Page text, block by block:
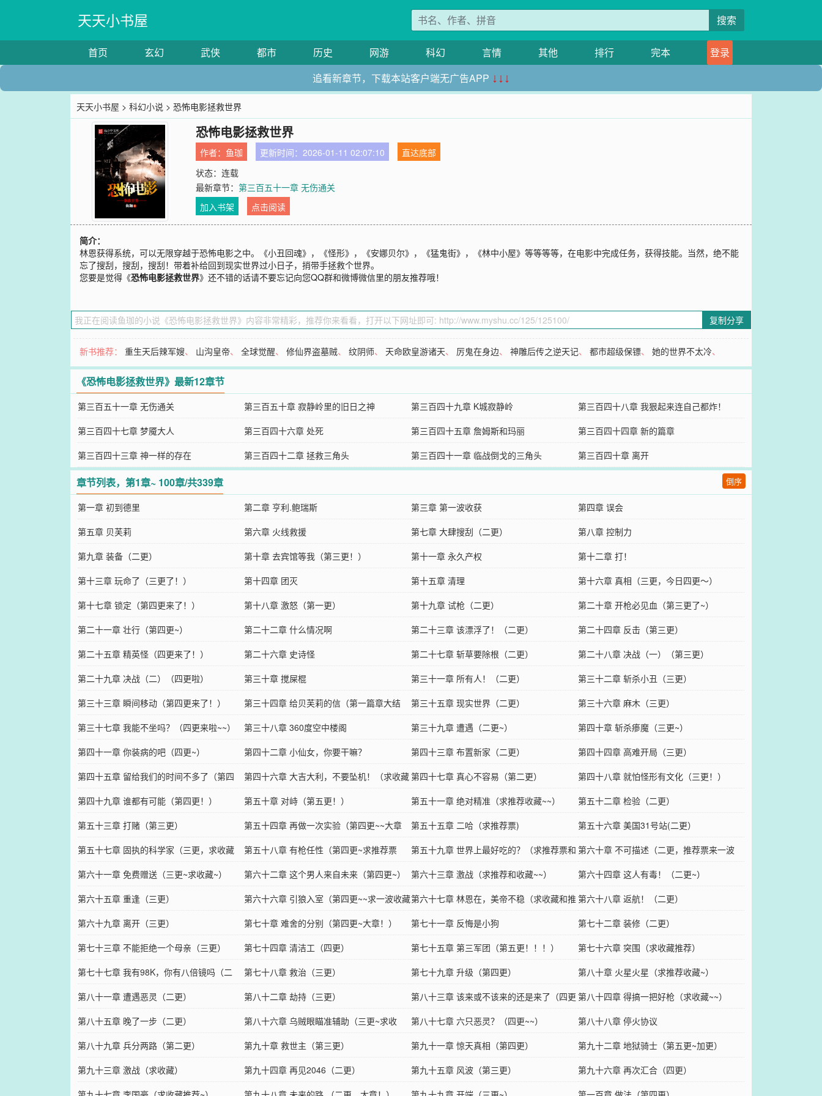
天天小书屋 搜索
首页 玄幻 武侠 都市 历史 网游 科幻 言情 其他 排行 完本
登录
追看新章节，下载本站客户端无广告APP ↓↓↓
天天小书屋 >科幻小说 > 恐怖电影拯救世界
恐怖电影拯救世界
作者： 鱼珈 更新时间：2026-01-11 02:07:10
直达底部
状态：连载
最新章节：第三百五十一章 无伤通关
加入书架
点击阅读
简介：
林恩获得系统，可以无限穿越于恐怖电影之中。《小丑回魂》，《怪形》，《安娜贝尔》，《猛鬼街》，《林中小屋》等等等等，在电影中完成任务，获得技能。当然，绝不能
忘了搜刮，搜刮，搜刮！带着补给回到现实世界过小日子，捎带手拯救个世界。
您要是觉得《恐怖电影拯救世界》还不错的话请不要忘记向您QQ群和微博微信里的朋友推荐哦！
复制分享
新书推荐：重生天后辣军嫂、 山沟皇帝、全球觉醒、修仙界盗墓贼、纹阴师、 天命欧皇游诸天、 厉鬼在身边、神雕后传之逆天记、都市超级保镖、她的世界不太冷、
《恐怖电影拯救世界》最新12章节
第三百五十一章 无伤通关 第三百五十章 寂静岭里的旧日之神 第三百四十九章 K城寂静岭
第三百四十八章 我狠起来连自己都炸！
第三百四十七章 梦魇大人
第三百四十六章 处死 第三百四十五章 詹姆斯和玛丽
第三百四十四章 新的篇章
第三百四十三章 神一样的存在
第三百四十二章 拯救三角头 第三百四十一章 临战倒戈的三角头 第三百四十章 离开
章节列表，第1章~ 100章/共339章 倒序
第一章 初到德里 第二章 亨利.鲍瑞斯 第三章 第一波收获
第四章 误会
第五章 贝芙莉
第六章 火线救援 第七章 大肆搜刮（二更）
第八章 控制力
第九章 装备（二更）
第十章 去宾馆等我（第三更！） 第十一章 永久产权
第十二章 打！
第十三章 玩命了（三更了！）
第十四章 团灭 第十五章 清理
第十六章 真相（三更，今日四更～）
第十七章 锁定（第四更来了！）
第十八章 激怒（第一更） 第十九章 试枪（二更）
第二十章 开枪必见血（第三更了~）
第二十一章 壮行（第四更~）
第二十二章 什么情况啊 第二十三章 该漂浮了！（二更）
第二十四章 反击（第三更）
第二十五章 精英怪（四更来了！）
第二十六章 史诗怪 第二十七章 斩草要除根（二更）
第二十八章 决战（一）（第三更）
第二十九章 决战（二）（四更啦）
第三十章 搅屎棍 第三十一章 所有人！（二更）
第三十二章 斩杀小丑（三更）
第三十三章 瞬间移动（第四更来了！）
第三十四章 给贝芙莉的信（第一篇章大结
局！）
第三十五章 现实世界（二更）
第三十六章 麻木（三更）
第三十七章 我能不坐吗？（四更来啦~~）
第三十八章 360度空中楼阁 第三十九章 遭遇（二更~）
第四十章 斩杀瘆魔（三更~）
第四十一章 你装病的吧（四更~）
第四十二章 小仙女，你要干嘛？ 第四十三章 布置新家（二更）
第四十四章 高难开局（三更）
第四十五章 留给我们的时间不多了（第四
更）
第四十六章 大吉大利，不要坠机！（求收藏
推荐~）
第四十七章 真心不容易（第二更）
第四十八章 就怕怪形有文化（三更！）
第四十九章 谁都有可能（第四更！）
第五十章 对峙（第五更！） 第五十一章 绝对精准（求推荐收藏~~）
第五十二章 检验（二更）
第五十三章 打赌（第三更）
第五十四章 再做一次实验（第四更~~大章
~~）
第五十五章 二哈（求推荐票)
第五十六章 美国31号站(二更）
第五十七章 固执的科学家（三更，求收藏
~~）
第五十八章 有枪任性（第四更~求推荐票
~~）
第五十九章 世界上最好吃的？（求推荐票和
收藏~）
第六十章 不可描述（二更，推荐票来一波
吧！）
第六十一章 免费赠送（三更~求收藏~） 第六十二章 这个男人来自未来（第四更~） 第六十三章 激战（求推荐和收藏~~）
第六十四章 这人有毒！（二更~）
第六十五章 重逢（三更）
第六十六章 引狼入室（第四更~~求一波收藏
+推荐票！）
第六十七章 林恩在，美帝不稳（求收藏和推
荐~~）
第六十八章 返航！（二更）
第六十九章 离开（三更）
第七十章 难舍的分别（第四更~大章！） 第七十一章 反悔是小狗
第七十二章 装修（二更）
第七十三章 不能拒绝一个母亲（三更）
第七十四章 清洁工（四更） 第七十五章 第三军团（第五更！！！）
第七十六章 突围（求收藏推荐）
第七十七章 我有98K，你有八倍镜吗（二
更）
第七十八章 救治（三更） 第七十九章 升级（第四更）
第八十章 火星火星（求推荐收藏~）
第八十一章 遭遇恶灵（二更）
第八十二章 劫持（三更）
第八十三章 该来或不该来的还是来了（四更
拉）
第八十四章 得搞一把好枪（求收藏~~）
第八十五章 晚了一步（二更）
第八十六章 乌贼眼瞄准辅助（三更~求收
藏）
第八十七章 六只恶灵？（四更~~）
第八十八章 停火协议
第八十九章 兵分两路（第二更）
第九十章 救世主（第三更） 第九十一章 惊天真相（第四更）
第九十二章 地狱骑士（第五更~加更）
第九十三章 激战（求收藏）
第九十四章 再见2046（二更） 第九十五章 风波（第三更）
第九十六章 再次汇合（四更）